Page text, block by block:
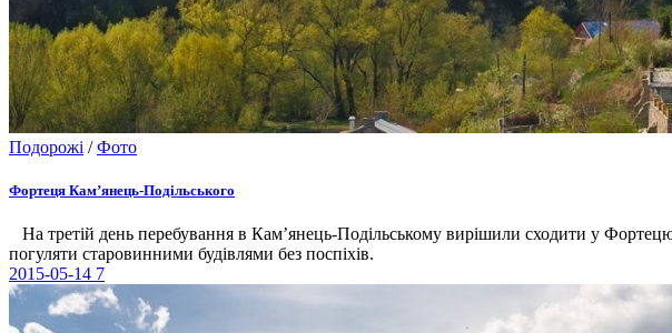
Подорожі /Фото
Фортеця Кам’янець-Подільського
На третій день перебування в Кам’янець-Подільському вирішили сходити у
погуляти старовинними будівлями без поспіхів.
2015-05-14 7